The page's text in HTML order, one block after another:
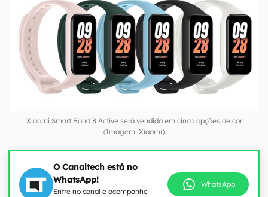
Xiaomi Smart Band 8 Active será vendida em cinco opções de cor
(Imagem: Xiaomi)
O Canaltech está no
WhatsApp!
Entre no canal e acompanhe
WhatsApp